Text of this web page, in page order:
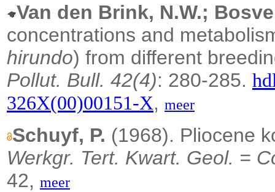
Van den Brink, N.W.;
concentrations and
hirundo) from different
Pollut. Bull. 42(4): 280-285.
326X(00)00151-X, meer
Schuyf, P. (1968). Pliocene
Werkgr. Tert. Kwart. Geol. =
42, meer